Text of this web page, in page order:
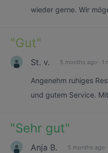
wieder gerne. Wir
"Gut"
St. v. 5 months ago · 1
Angenehm ruhiges
und gutem Service.
"Sehr gut"
Anja B. 5 months ago ·